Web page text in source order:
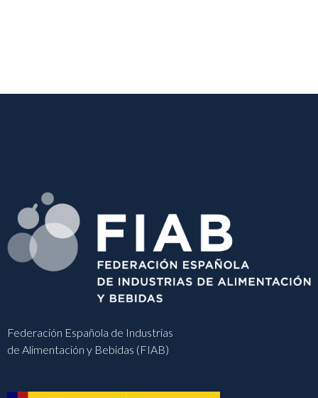
Federación Española de Industrias
de Alimentación y Bebidas (FIAB)